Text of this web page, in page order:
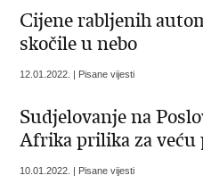
Cijene rabljenih
skočile u nebo
12.01.2022. | Pisane vijesti
Sudjelovanje na
Afrika prilika za
10.01.2022. | Pisane vijesti